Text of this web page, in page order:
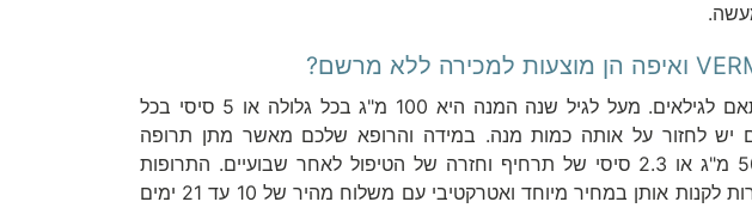
המינון של התרופה מתחלק בהתאם לגילאים. מעל לגיל שנה המנה היא 100 מ"ג בכל גלולה או 5 סיסי בכל
יש לחזור על אותה כמות מנה. במידה והרופא שלכם מאשר מתן תרופה
מתחת לגיל שנה, המנה תהיה 50 מ"ג או 2.3 סיסי של תרחיף וחזרה של הטיפול לאחר שבועיים. התרופות
מוצעות לכם כאן באתר עם אפשרות לקנות אותן במחיר מיוחד ואטרקטיבי עם משלוח מהיר של 10 עד 21 ימים